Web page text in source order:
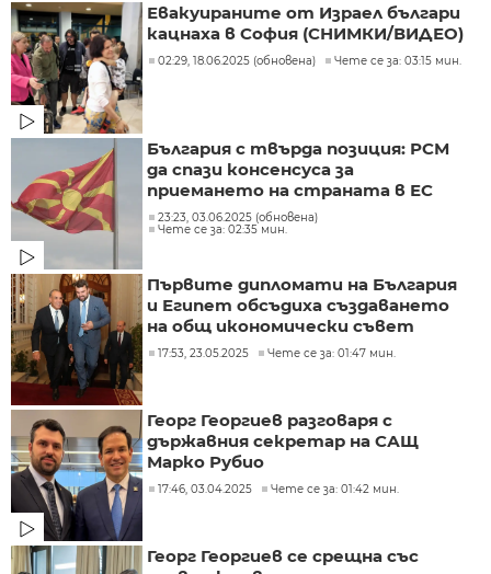
Евакуираните от Израел българи
кацнаха в София (СНИМКИ/ВИДЕО)
02:29, 18.06.2025 (обновена) Чете се за: 03:15 мин.
България с твърда позиция: РСМ
да спази консенсуса за
приемането на страната в ЕС
23:23, 03.06.2025 (обновена)
Чете се за: 02:35 мин.
Първите дипломати на България
и Египет обсъдиха създаването
на общ икономически съвет
17:53, 23.05.2025 Чете се за: 01:47 мин.
Георг Георгиев разговаря с
държавния секретар на САЩ
Марко Рубио
17:46, 03.04.2025 Чете се за: 01:42 мин.
Георг Георгиев се срещна със